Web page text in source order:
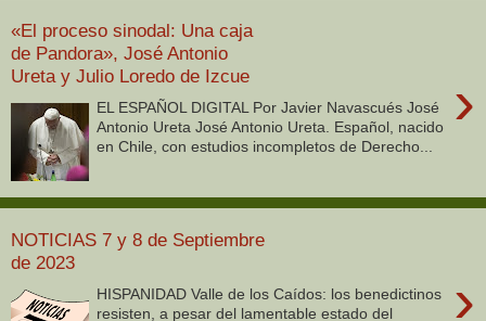
«El proceso sinodal: Una caja
de Pandora», José Antonio
Ureta y Julio Loredo de Izcue
›
EL ESPAÑOL DIGITAL Por Javier Navascués José
Antonio Ureta José Antonio Ureta. Español, nacido
en Chile, con estudios incompletos de Derecho...
NOTICIAS 7 y 8 de Septiembre
de 2023
›
HISPANIDAD Valle de los Caídos: los benedictinos
resisten, a pesar del lamentable estado del